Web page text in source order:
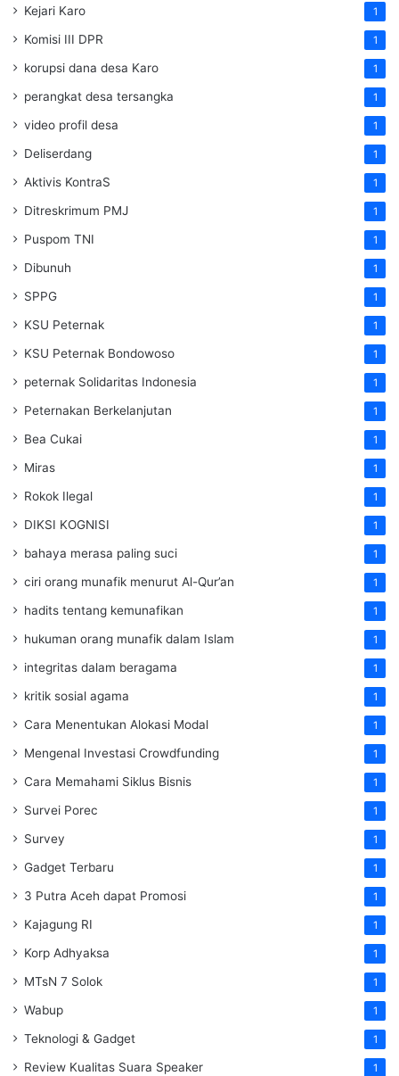
Kejari Karo 1
Komisi III DPR 1
korupsi dana desa Karo 1
perangkat desa tersangka 1
video profil desa 1
Deliserdang 1
Aktivis KontraS 1
Ditreskrimum PMJ 1
Puspom TNI 1
Dibunuh 1
SPPG 1
KSU Peternak 1
KSU Peternak Bondowoso 1
peternak Solidaritas Indonesia 1
Peternakan Berkelanjutan 1
Bea Cukai 1
Miras 1
Rokok Ilegal 1
DIKSI KOGNISI 1
bahaya merasa paling suci 1
ciri orang munafik menurut Al-Qur’an 1
hadits tentang kemunafikan 1
hukuman orang munafik dalam Islam 1
integritas dalam beragama 1
kritik sosial agama 1
Cara Menentukan Alokasi Modal 1
Mengenal Investasi Crowdfunding 1
Cara Memahami Siklus Bisnis 1
Survei Porec 1
Survey 1
Gadget Terbaru 1
3 Putra Aceh dapat Promosi 1
Kajagung RI 1
Korp Adhyaksa 1
MTsN 7 Solok 1
Wabup 1
Teknologi & Gadget 1
Review Kualitas Suara Speaker 1